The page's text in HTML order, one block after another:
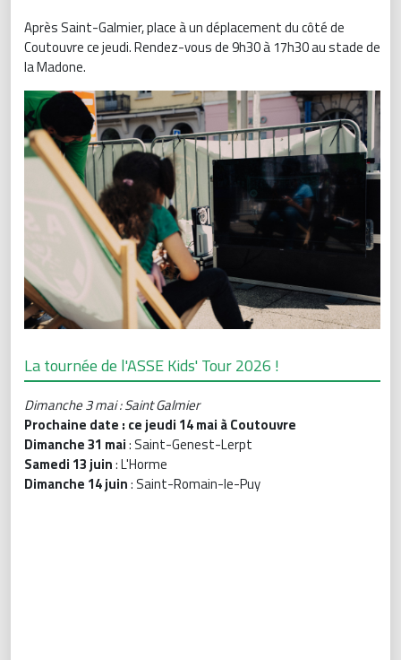
Après Saint-Galmier, place à un déplacement du côté de
Coutouvre ce jeudi. Rendez-vous de 9h30 à 17h30 au stade de
la Madone.
La tournée de l'ASSE Kids' Tour 2026 !
Dimanche 3 mai : Saint Galmier
Prochaine date : ce jeudi 14 mai àCoutouvre
Dimanche 31 mai: Saint-Genest-Lerpt
Samedi 13 juin: L'Horme
Dimanche 14 juin: Saint-Romain-le-Puy